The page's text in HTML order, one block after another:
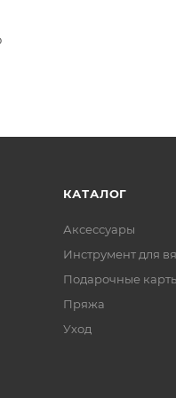
КАТАЛОГ
Аксессуары
Инструмент для
Подарочные
Пряжа
Уход